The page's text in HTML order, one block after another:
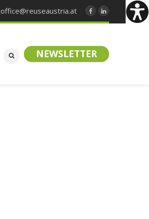
office@reuseaustria.at
NEWSLETTER